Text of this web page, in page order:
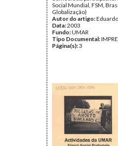
Social Mundial, FSM,
Globalização)
Autor do artigo:
Data:2003
Fundo:UMAR
Tipo Documental:
Página(s):3